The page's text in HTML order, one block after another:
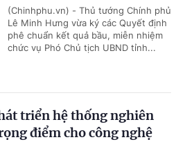
(Chinhphu.vn) - Thủ tướng Chính phủ
Lê Minh Hưng vừa ký các Quyết định
phê chuẩn kết quả bầu, miễn nhiệm
chức vụ Phó Chủ tịch UBND tỉnh...
triển hệ thống nghiên
điểm cho công nghệ